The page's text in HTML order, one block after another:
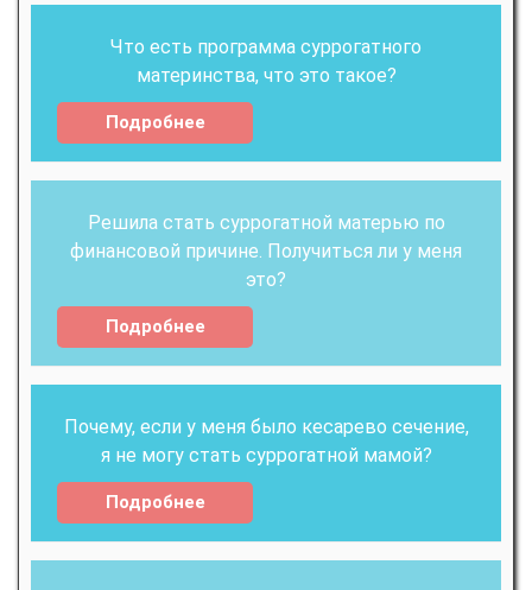
Что есть программа суррогатного
материнства, что это такое?
Подробнее
Решила стать суррогатной матерью по
финансовой причине. Получиться ли у меня
это?
Подробнее
Почему, если у меня было кесарево сечение,
я не могу стать суррогатной мамой?
Подробнее